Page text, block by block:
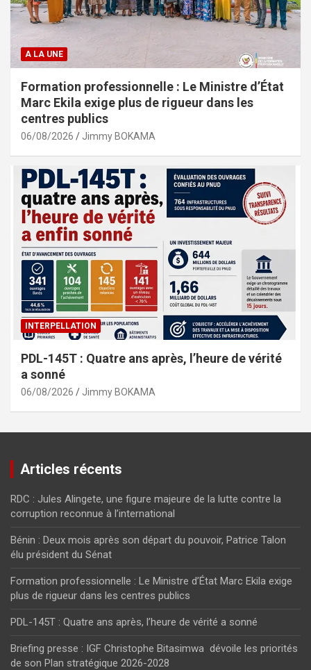
A LA UNE
Formation professionnelle : Le Ministre d’État
Marc Ekila exige plus de rigueur dans les
centres publics
06/08/2026 Jimmy BOKAMA
INTERPELLATION
PDL-145T : Quatre ans après, l’heure de vérité
a sonné
06/08/2026 Jimmy BOKAMA
Articles récents
RDC : Jules Alingete, une figure majeure de la lutte contre la
corruption reconnue à l’international
Bénin : Deux mois après son départ du pouvoir, Patrice Talon
élu président du Sénat
Formation professionnelle : Le Ministre d’État Marc Ekila exige
plus de rigueur dans les centres publics
PDL-145T : Quatre ans après, l’heure de vérité a sonné
Briefing presse : IGF Christophe Bitasimwa dévoile les priorités
de son Plan stratégique 2026-2028